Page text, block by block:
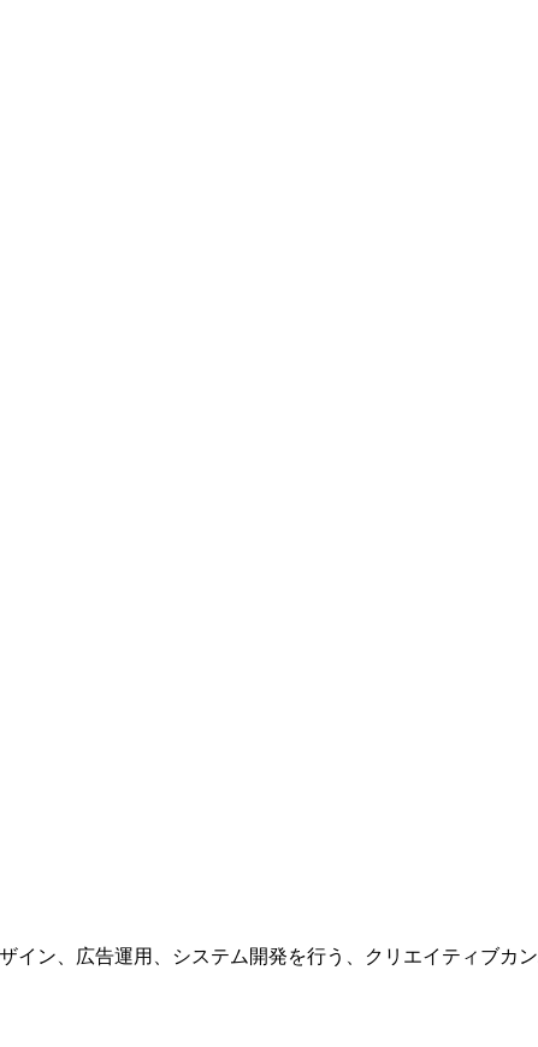
イン、広告運用、システム開発を行う、 クリエイティブカ